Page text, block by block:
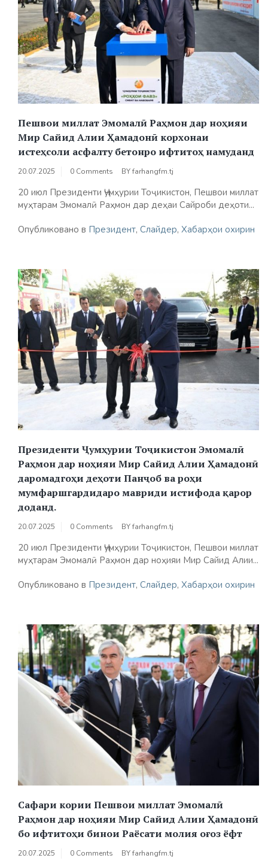
Пешвои миллат Эмомалӣ Раҳмон дар ноҳияи
Мир Сайид Алии Ҳамадонӣ корхонаи
истеҳсоли асфалту бетонро ифтитоҳ намуданд
20.07.2025 0 Comments BYfarhangfm.tj
20 июл Президенти Ҷумҳурии Тоҷикистон, Пешвои миллат
муҳтарам Эмомалӣ Раҳмон дар деҳаи Сайроби деҳоти...
Опубликовано в Президент, Слайдер, Хабарҳои охирин
Президенти Ҷумҳурии Тоҷикистон Эмомалӣ
Раҳмон дар ноҳияи Мир Сайид Алии Ҳамадонӣ
даромадгоҳи деҳоти Панҷоб ва роҳи
мумфаршгардидаро мавриди истифода қарор
доданд.
20.07.2025 0 Comments BYfarhangfm.tj
20 июл Президенти Ҷумҳурии Тоҷикистон, Пешвои миллат
муҳтарам Эмомалӣ Раҳмон дар ноҳияи Мир Сайид Алии...
Опубликовано в Президент, Слайдер, Хабарҳои охирин
Сафари кории Пешвои миллат Эмомалӣ
Раҳмон дар ноҳияи Мир Сайид Алии Ҳамадонӣ
бо ифтитоҳи бинои Раёсати молия оғоз ёфт
20.07.2025 0 Comments BYfarhangfm.tj